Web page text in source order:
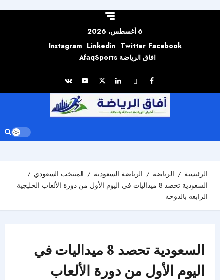
6 أغسطس، 2026
Facebook
Twitter
Linkedin
Instagram
افاق الرياضة AfaqSports
الرئيسية الرياضة الرياضة السعودية
المنتخب السعودي
السعودية تحصد 8 ميداليات في اليوم الأول من دورة الألعاب الخليجية
الرابعة بالدوحة
السعودية تحصد 8 ميداليات في
اليوم الأول من دورة الألعاب